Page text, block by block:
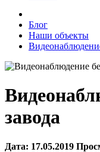
Блог
Наши объекты
завода
Дата: 17.05.2019